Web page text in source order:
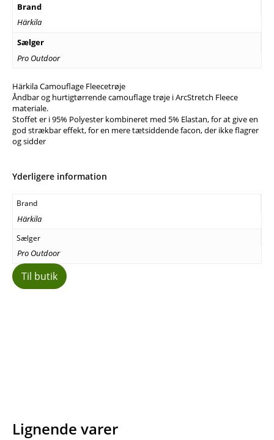
Brand
Härkila
Sælger
Pro Outdoor
Härkila Camouflage Fleecetrøje
Åndbar og hurtigtørrende camouflage trøje i ArcStretch Fleece
materiale.
Stoffet er i 95% Polyester kombineret med 5% Elastan, for at give en
god strækbar effekt, for en mere tætsiddende facon, der ikke flagrer
og sidder
Yderligere information
Brand
Härkila
Sælger
Pro Outdoor
Til butik
Lignende varer